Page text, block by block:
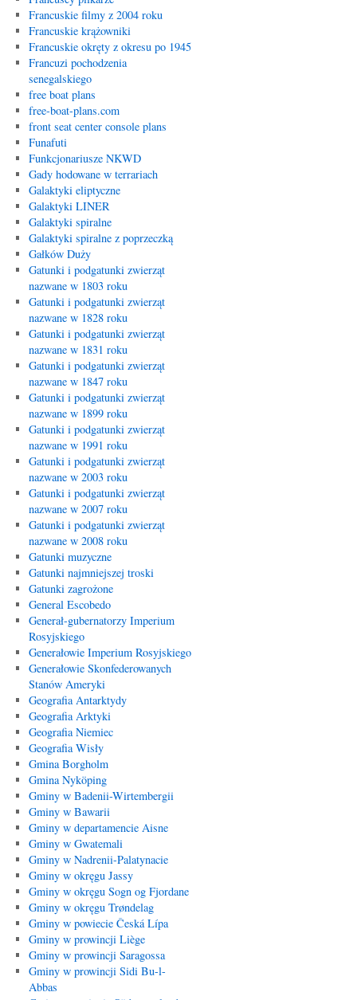
Francuskie filmy z 2004 roku
Francuskie krążowniki
Francuskie okręty z okresu po 1945
Francuzi pochodzenia
senegalskiego
free boat plans
free-boat-plans.com
front seat center console plans
Funafuti
Funkcjonariusze NKWD
Gady hodowane w terrariach
Galaktyki eliptyczne
Galaktyki LINER
Galaktyki spiralne
Galaktyki spiralne z poprzeczką
Gałków Duży
Gatunki i podgatunki zwierząt
nazwane w 1803 roku
Gatunki i podgatunki zwierząt
nazwane w 1828 roku
Gatunki i podgatunki zwierząt
nazwane w 1831 roku
Gatunki i podgatunki zwierząt
nazwane w 1847 roku
Gatunki i podgatunki zwierząt
nazwane w 1899 roku
Gatunki i podgatunki zwierząt
nazwane w 1991 roku
Gatunki i podgatunki zwierząt
nazwane w 2003 roku
Gatunki i podgatunki zwierząt
nazwane w 2007 roku
Gatunki i podgatunki zwierząt
nazwane w 2008 roku
Gatunki muzyczne
Gatunki najmniejszej troski
Gatunki zagrożone
General Escobedo
Generał-gubernatorzy Imperium
Rosyjskiego
Generałowie Imperium Rosyjskiego
Generałowie Skonfederowanych
Stanów Ameryki
Geografia Antarktydy
Geografia Arktyki
Geografia Niemiec
Geografia Wisły
Gmina Borgholm
Gmina Nyköping
Gminy w Badenii-Wirtembergii
Gminy w Bawarii
Gminy w departamencie Aisne
Gminy w Gwatemali
Gminy w Nadrenii-Palatynacie
Gminy w okręgu Jassy
Gminy w okręgu Sogn og Fjordane
Gminy w okręgu Trøndelag
Gminy w powiecie Česká Lípa
Gminy w prowincji Liège
Gminy w prowincji Saragossa
Gminy w prowincji Sidi Bu-l-
Abbas